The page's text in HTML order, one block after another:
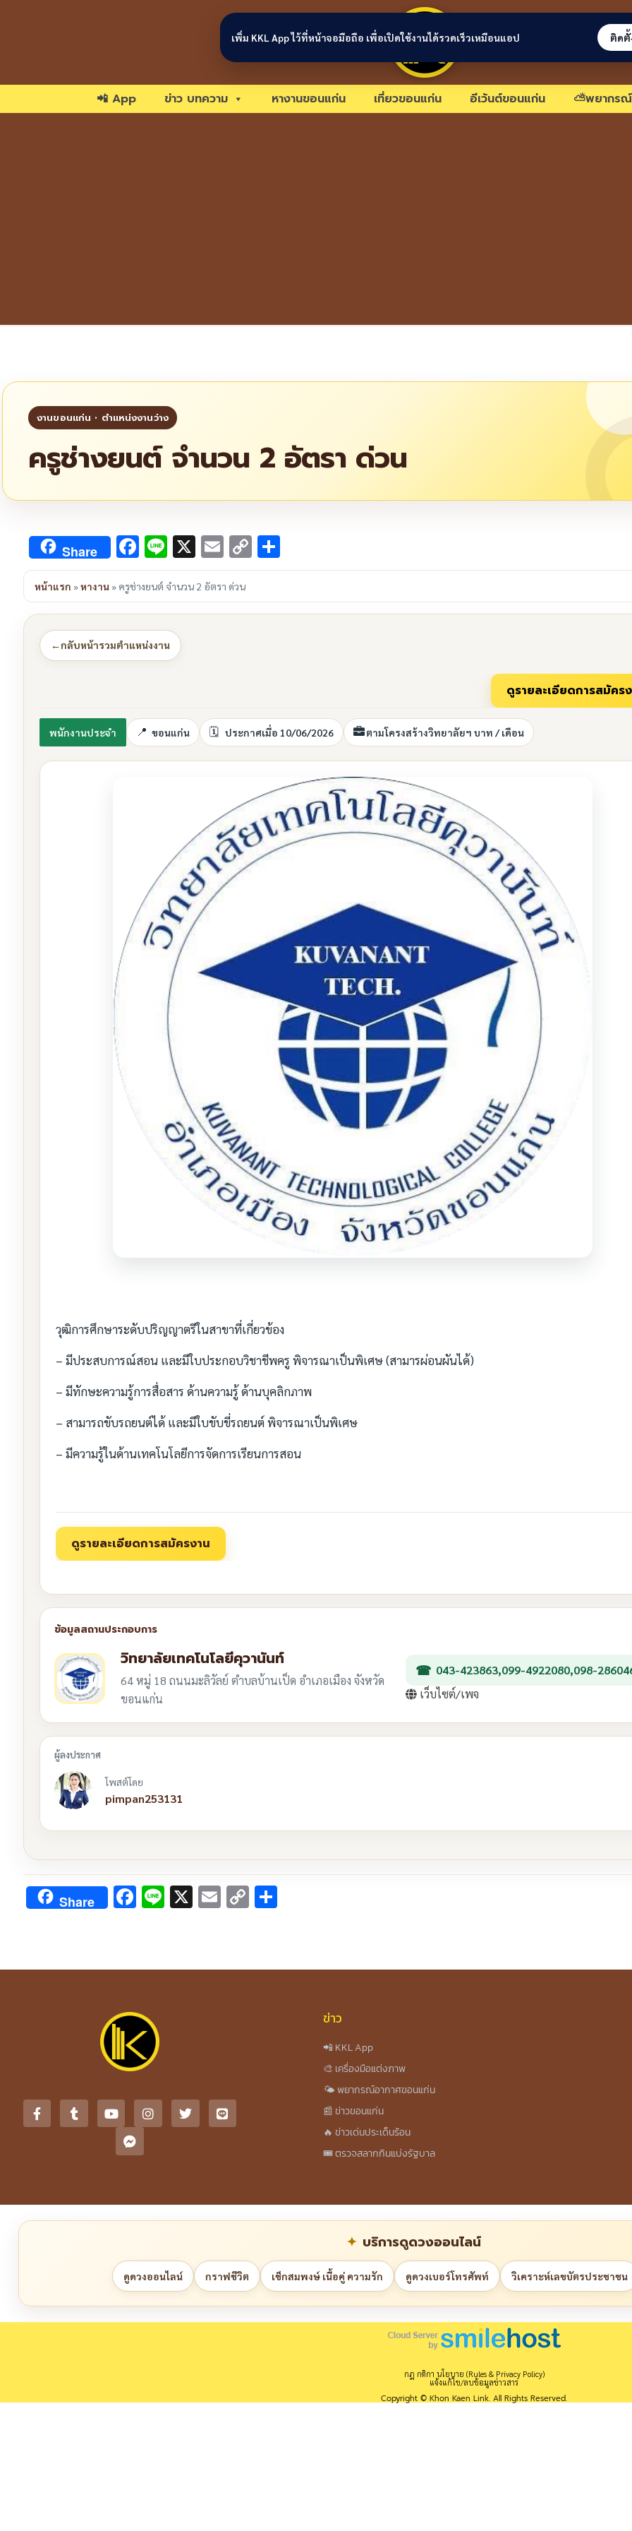
ขอนแก่นลิงก์
📲 App ข่าว บทความ หางานขอนแก่น เที่ยวขอนแก่น อีเว้นต์ขอนแก่น ⛅พยากร
ครูช่างยนต์ จำนวน 2 อัตรา ด่วน
Share Facebook
Line
X Email
Copy
Link
หน้าแรก »หางาน » ครูช่างยนต์ จำนวน 2 อัตรา ด่วน
←กลับหน้ารวมตำแหน่งงาน
พนักงานประจำ ขอนแก่น ประกาศเมื่อ 10/06/2026 ตามโครงสร้างวิทยาลัยฯ บาท / เดือน
วุฒิการศึกษาระดับปริญญาตรีในสาขาที่เกี่ยวข้อง
– มีประสบการณ์สอน และมีใบประกอบวิชาชีพครู พิจารณาเป็นพิเศษ (สามารผ่อนผันได้)
– มีทักษะความรู้การสื่อสาร ด้านความรู้ ด้านบุคลิกภาพ
– สามารถขับรถยนต์ได้ และมีใบขับขี่รถยนต์ พิจารณาเป็นพิเศษ
– มีความรู้ในด้านเทคโนโลยีการจัดการเรียนการสอน
วิทยาลัยเทคโนโลยีคุวานันท์
64 หมู่ 18 ถนนมะลิวัลย์ ตำบลบ้านเป็ด อำเภอเมือง จังหวัด
ขอนแก่น
043-423863,099-4922080,098-
เว็บไซต์/เพจ
โพสต์โดย
pimpan253131
Share Facebook
Line
X Email
Copy
ข่าว
📲 KKL App
🎨 เครื่องมือแต่งภาพ
🌤️ พยากรณ์อากาศขอนแก่น
📰 ข่าวขอนแก่น
🔥 ข่าวเด่นประเด็นร้อน
🎟️ ตรวจสลากกินแบ่งรัฐบาล
บริการดูดวงออนไลน์
ดูดวงออนไลน์ กราฟชีวิต เช็กสมพงษ์ เนื้อคู่ ความรัก ดูดวงเบอร์โทรศัพท์ วิเคราะห์เลขบัตรประชาชน
กฎ กติกา นโยบาย (Rules & Privacy Policy)
แจ้งแก้ไข/ลบข้อมูลข่าวสาร
Copyright © Khon Kaen Link. All Rights Reserved.
เพิ่ม KKL App ไว้ที่หน้าจอมือถือ เพื่อเปิดใช้งานได้รวดเร็วเหมือนแอป ติดตั้